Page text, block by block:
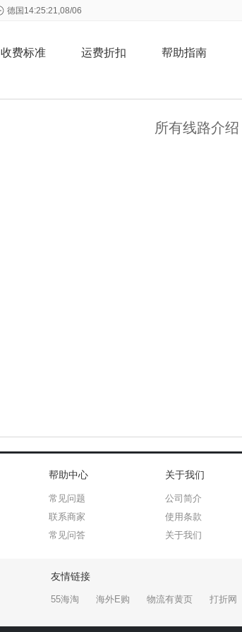
德国 14:25:21,08/06
收费标准 运费折扣 帮助指南
所有线路介绍
帮助中心
常见问题
联系商家
常见问答
关于我们
公司简介
使用条款
关于我们
友情链接
55海淘 海外E购 物流有黄页 打折网